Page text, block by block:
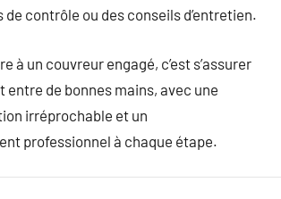
de contrôle ou des conseils d’entretien.
à un couvreur engagé, c’est s’assurer
entre de bonnes mains, avec une
irréprochable et un
professionnel à chaque étape.